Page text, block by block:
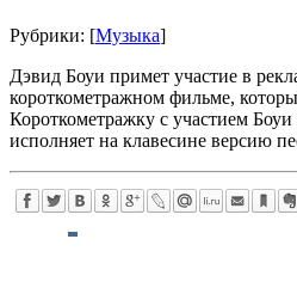
Рубрики: [Музыка]
Дэвид Боуи примет участие в
короткометражном фильме,
Короткометражку с участием
исполняет на клавесине версию